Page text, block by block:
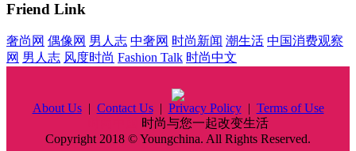
Friend Link
奢尚网 偶像网 男人志 中奢网 时尚新闻 潮生活 中国消费观察
网 男人志 风度时尚 Fashion Talk 时尚中文
About Us| Contact Us| Privacy Policy| Terms of Use
时尚与您一起改变生活
Copyright 2018 © Youngchina. All Rights Reserved.